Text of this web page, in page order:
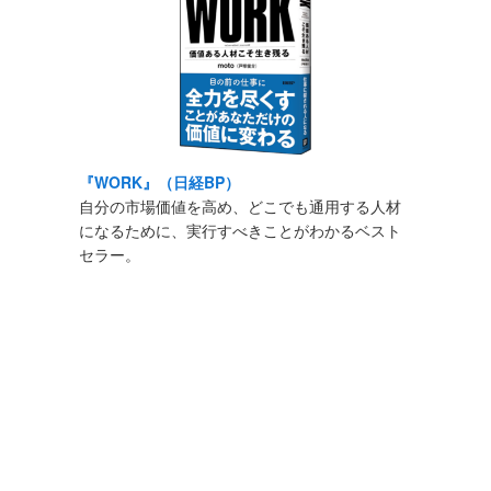
『WORK』（日経BP）
自分の市場価値を高め、どこでも通用する人材
になるために、実行すべきことがわかるベスト
セラー。